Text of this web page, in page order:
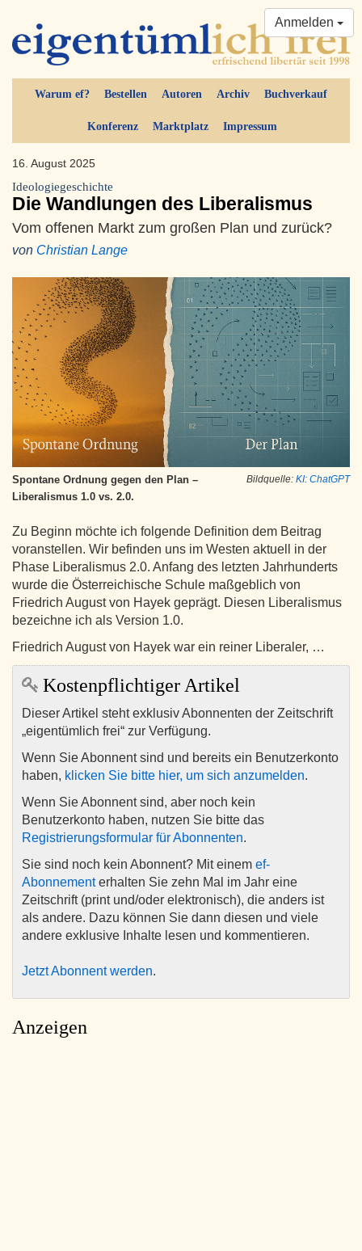
Warum ef? Bestellen Autoren Archiv Buchverkauf
Konferenz Marktplatz Impressum
Anmelden
16. August 2025
Ideologiegeschichte
Die Wandlungen des Liberalismus
Vom offenen Markt zum großen Plan und zurück?
von Christian Lange
Bildquelle: KI: ChatGPT
Spontane Ordnung gegen den Plan –
Liberalismus 1.0 vs. 2.0.
Zu Beginn möchte ich folgende Definition dem Beitrag
voranstellen. Wir befinden uns im Westen aktuell in der
Phase Liberalismus 2.0. Anfang des letzten Jahrhunderts
wurde die Österreichische Schule maßgeblich von
Friedrich August von Hayek geprägt. Diesen Liberalismus
bezeichne ich als Version 1.0.
Friedrich August von Hayek war ein reiner Liberaler, …
Kostenpflichtiger Artikel
Dieser Artikel steht exklusiv Abonnenten der Zeitschrift
„eigentümlich frei“ zur Verfügung.
Wenn Sie Abonnent sind und bereits ein Benutzerkonto
haben, klicken Sie bitte hier, um sich anzumelden.
Wenn Sie Abonnent sind, aber noch kein
Benutzerkonto haben, nutzen Sie bitte das
Registrierungsformular für Abonnenten.
Sie sind noch kein Abonnent? Mit einem ef-
Abonnementerhalten Sie zehn Mal im Jahr eine
Zeitschrift (print und/oder elektronisch), die anders ist
als andere. Dazu können Sie dann diesen und viele
andere exklusive Inhalte lesen und kommentieren.
Jetzt Abonnent werden.
Anzeigen